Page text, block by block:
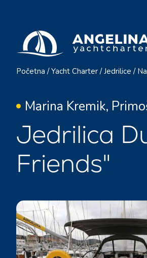
Početna / Yacht Charter / Jedrilice /
Marina Kremik,
Jedrilica
Friends"